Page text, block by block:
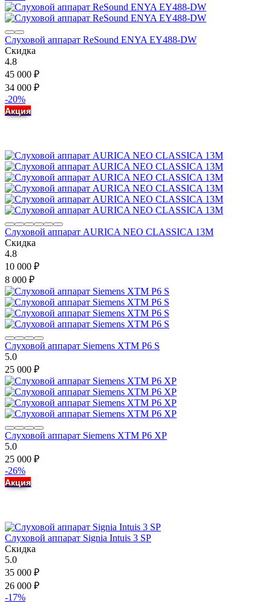
Слуховой аппарат ReSound ENYA EY488-DW
Скидка
4.8
45 000 ₽
34 000 ₽
-20%
Акция
Слуховой аппарат AURICA NEO CLASSICA 13M
Скидка
4.8
10 000 ₽
8 000 ₽
Слуховой аппарат Siemens XTM P6 S
5.0
25 000 ₽
Слуховой аппарат Siemens XTM P6 XP
5.0
25 000 ₽
-26%
Акция
Слуховой аппарат Signia Intuis 3 SP
Скидка
5.0
35 000 ₽
26 000 ₽
-17%